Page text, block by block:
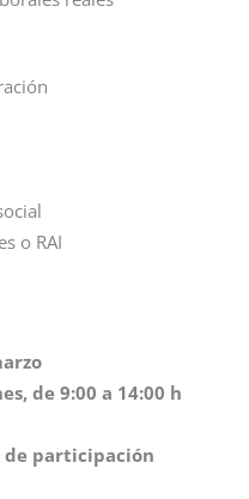
o RAI
de 9:00 a 14:00 h
participación